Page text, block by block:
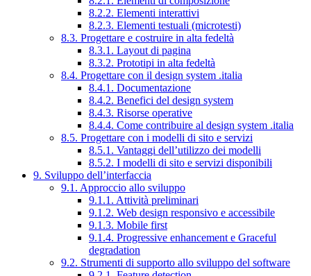
8.2.2. Elementi interattivi
8.2.3. Elementi testuali (microtesti)
8.3. Progettare e costruire in alta fedeltà
8.3.1. Layout di pagina
8.3.2. Prototipi in alta fedeltà
8.4. Progettare con il design system .italia
8.4.1. Documentazione
8.4.2. Benefici del design system
8.4.3. Risorse operative
8.4.4. Come contribuire al design system .italia
8.5. Progettare con i modelli di sito e servizi
8.5.1. Vantaggi dell’utilizzo dei modelli
8.5.2. I modelli di sito e servizi disponibili
9. Sviluppo dell’interfaccia
9.1. Approccio allo sviluppo
9.1.1. Attività preliminari
9.1.2. Web design responsivo e accessibile
9.1.3. Mobile first
9.1.4. Progressive enhancement e Graceful
degradation
9.2. Strumenti di supporto allo sviluppo del software